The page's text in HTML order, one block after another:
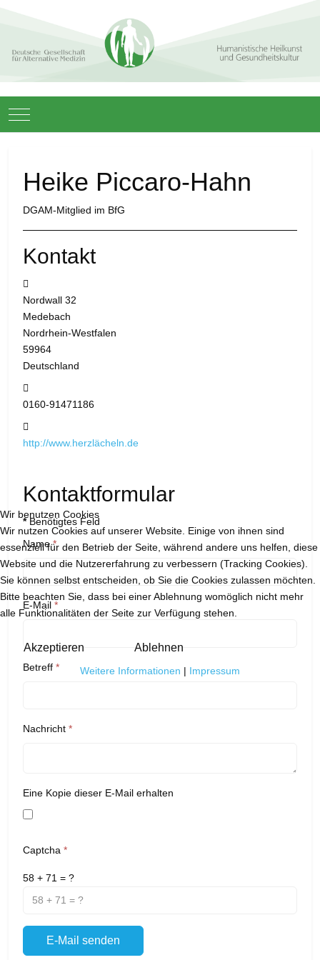
Mobile Menu Toggle
Heike Piccaro-Hahn
DGAM-Mitglied im BfG
Kontakt
Nordwall 32
Medebach
Nordrhein-Westfalen
59964
Deutschland
0160-91471186
http://www.herzlächeln.de
Kontaktformular
*Benötigtes Feld
Name*
E-Mail *
Betreff *
Nachricht *
Eine Kopie dieser E-Mail erhalten
Captcha *
58 + 71 = ?
E-Mail senden
Wir benutzen Cookies
Wir nutzen Cookies auf unserer Website. Einige von ihnen sind
essenziell für den Betrieb der Seite, während andere uns helfen, diese
Website und die Nutzererfahrung zu verbessern (Tracking Cookies).
Sie können selbst entscheiden, ob Sie die Cookies zulassen möchten.
Bitte beachten Sie, dass bei einer Ablehnung womöglich nicht mehr
alle Funktionalitäten der Seite zur Verfügung stehen.
Akzeptieren Ablehnen
Weitere Informationen | Impressum